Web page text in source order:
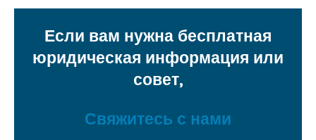
Если вам нужна бесплатная
юридическая информация или
совет,
Свяжитесь с нами